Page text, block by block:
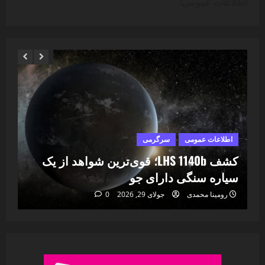
اطلاعات عمومی سرگرمی
کشف LHS 1140b؛ قوی‌ترین شواهد از یک
سیاره سنگی دارای جو
رومینا محمدی جولای 29, 2026 0